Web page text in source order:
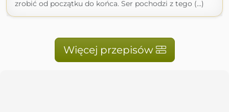
zrobić od początku do końca. Ser pochodzi z tego (...)
Więcej przepisów